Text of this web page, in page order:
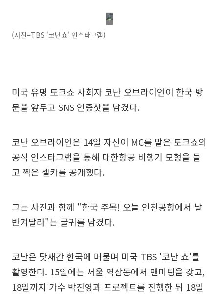
(사진=TBS '코난쇼' 인스타그램)
미국 유명 토크쇼 사회자 코난 오브라이언이 한국 방
문을 앞두고 SNS 인증샷을 남겼다.
코난 오브라이언은 14일 자신이 MC를 맡은 토크쇼의
공식 인스타그램을 통해 대한항공 비행기 모형을 들
고 찍은 셀카를 공개했다.
그는 사진과 함께 "한국 주목! 오늘 인천공항에서 날
반겨달라"는 글귀를 남겼다.
코난은 닷새간 한국에 머물며 미국 TBS '코난 쇼'를
촬영한다. 15일에는 서울 역삼동에서 팬미팅을 갖고,
18일까지 가수 박진영과 프로젝트를 진행한 뒤 18일